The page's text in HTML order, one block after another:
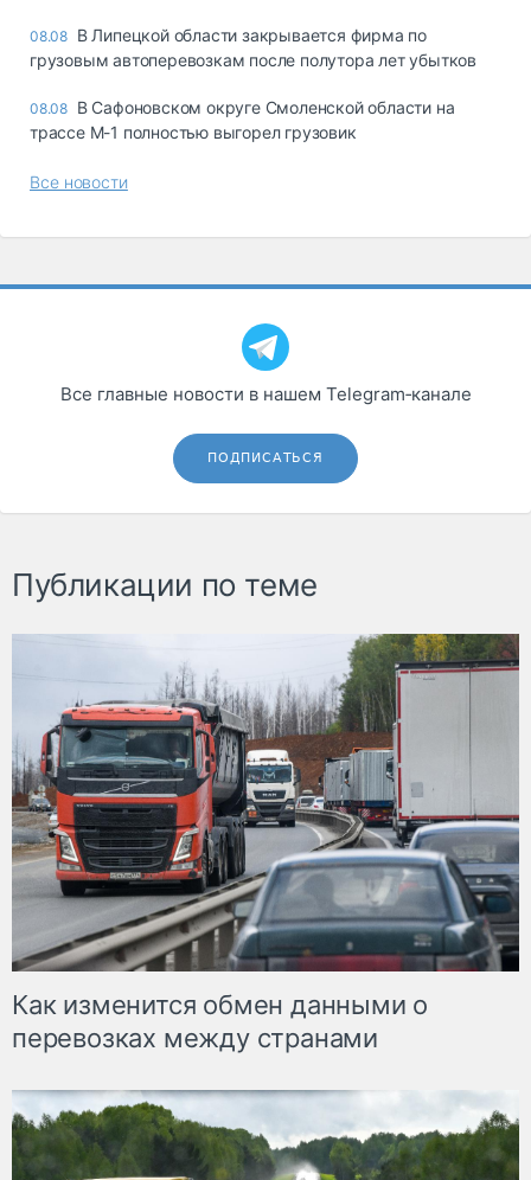
08.08 В Липецкой области закрывается фирма по
грузовым автоперевозкам после полутора лет убытков
08.08 В Сафоновском округе Смоленской области на
трассе М-1 полностью выгорел грузовик
Все новости
Все главные новости в нашем Telegram‑канале
ПОДПИСАТЬСЯ
Публикации по теме
Как изменится обмен данными о
перевозках между странами